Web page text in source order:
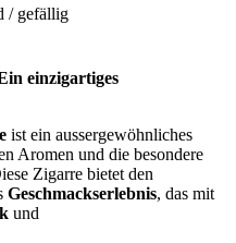
/ gefällig
einzigartiges
ist ein aussergewöhnliches
Aromen und die besondere
Zigarre bietet den
Geschmackserlebnis, das mit
und